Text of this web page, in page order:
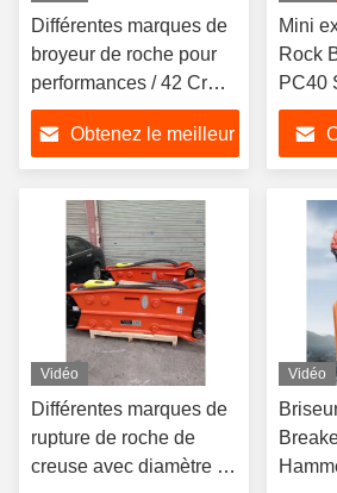
Différentes marques de
broyeur de roche pour
performances / 42 Crmo
Chisel
Obtenez le meilleur
Mini
Rock
PC40
Vidéo
Différentes marques de
rupture de roche de
creuse avec diamètre de
Vidéo